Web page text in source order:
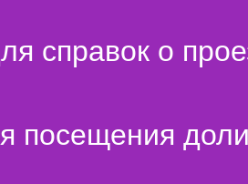
справок о
посещения